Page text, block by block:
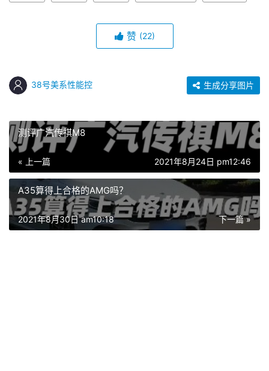
赞 (22)
38号美系性能控 生成分享图片
测评广汽传祺M8
« 上一篇 2021年8月24日 pm12:46
A35算得上合格的AMG吗？
下一篇 »
2021年8月30日 am10:18